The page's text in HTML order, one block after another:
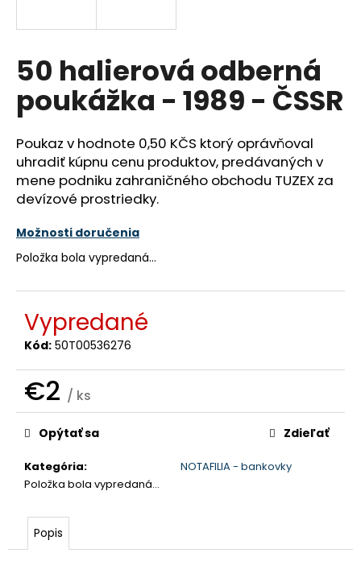
50 halierová odberná
poukážka - 1989 - ČSSR
Poukaz v hodnote 0,50 KČS ktorý oprávňoval
uhradiť kúpnu cenu produktov, predávaných v
mene podniku zahraničného obchodu TUZEX za
devízové prostriedky.
Možnosti doručenia
Položka bola vypredaná…
Vypredané
Kód: 50T00536276
€2 / ks
Jednotková
cena:
Kategória:
NOTAFILIA - bankovky
Položka bola vypredaná…
Opýtať sa Zdieľať
Popis
s
ť
?
HĽADAŤ
O
p
o
ú
m
e